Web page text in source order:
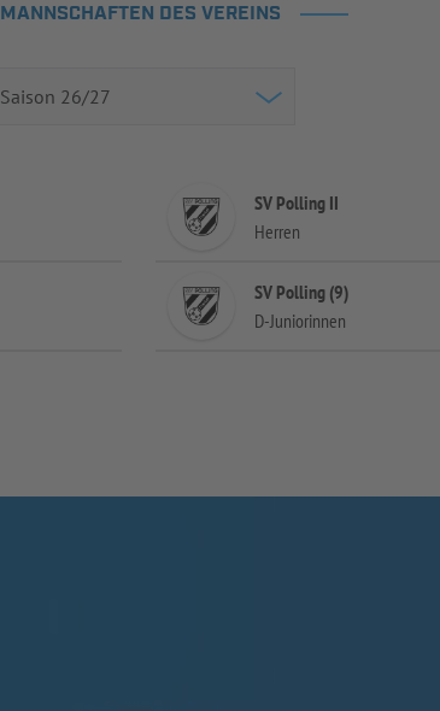
MANNSCHAFTEN DES VEREINS
SV Polling II
Herren
SV Polling (9)
D-Juniorinnen